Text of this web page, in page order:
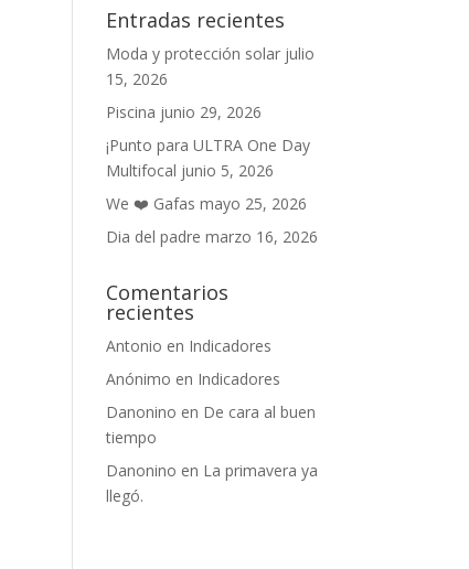
Entradas recientes
Moda y protección solar julio
15, 2026
Piscina junio 29, 2026
¡Punto para ULTRA One Day
Multifocal junio 5, 2026
We ❤️ Gafas mayo 25, 2026
Dia del padre marzo 16, 2026
Comentarios
recientes
Antonio en Indicadores
Anónimo en Indicadores
Danonino en De cara al buen
tiempo
Danonino en La primavera ya
llegó.